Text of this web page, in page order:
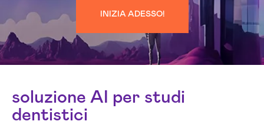
INIZIA ADESSO!
soluzione AI per studi
dentistici